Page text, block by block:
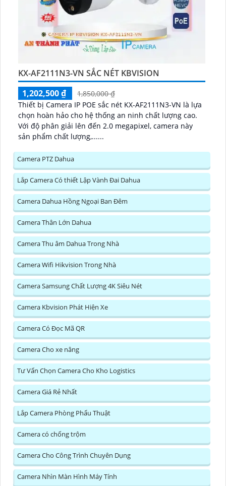
KX-AF2111N3-VN SẮC NÉT KBVISION
1,202,500 ₫
1,850,000 ₫
Thiết bị Camera IP POE sắc nét KX-AF2111N3-VN là lựa
chọn hoàn hảo cho hệ thống an ninh chất lượng cao.
Với độ phân giải lên đến 2.0 megapixel, camera này
sản phẩm chất lượng,......
Camera PTZ Dahua
Lắp Camera Có thiết Lập Vành Đai Dahua
Camera Dahua Hồng Ngoại Ban Đêm
Camera Thân Lớn Dahua
Camera Thu âm Dahua Trong Nhà
Camera Wifi Hikvision Trong Nhà
Camera Samsung Chất Lượng 4K Siêu Nét
Camera Kbvision Phát Hiện Xe
Camera Có Đọc Mã QR
Camera Cho xe nâng
Tư Vấn Chọn Camera Cho Kho Logistics
Camera Giá Rẻ Nhất
Lắp Camera Phòng Phẩu Thuật
Camera có chống trộm
Camera Cho Công Trình Chuyên Dụng
Camera Nhìn Màn Hình Máy Tính